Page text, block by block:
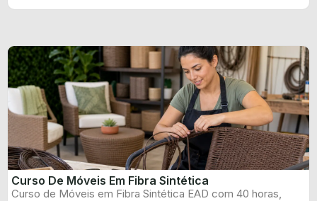
Curso De Móveis Em Fibra Sintética
Curso de Móveis em Fibra Sintética EAD com 40 horas,